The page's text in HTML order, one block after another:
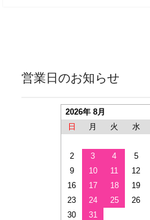
営業日のお知らせ
2026年 8月
日
月 火 水
2
3 4 5
9
10 11 12
16
17 18 19
23
24 25 26
30
31